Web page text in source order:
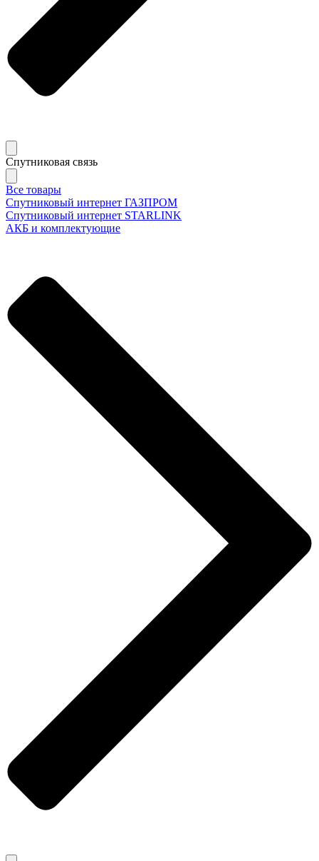
Спутниковая связь
Все товары
Спутниковый интернет ГАЗПРОМ
Спутниковый интернет STARLINK
АКБ и комплектующие